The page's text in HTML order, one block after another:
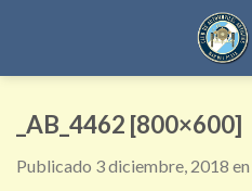
_AB_4462 [800×600]
Publicado 3 diciembre, 2018 en